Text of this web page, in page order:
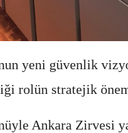
yeni güvenlik
rolün stratejik
Ankara Zirvesi